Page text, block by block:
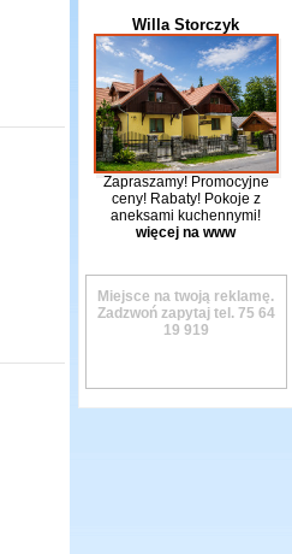
Willa Storczyk
Zapraszamy! Promocyjne
ceny! Rabaty! Pokoje z
aneksami kuchennymi!
więcej na www
Miejsce na twoją reklamę.
Zadzwoń zapytaj tel. 75 64
19 919